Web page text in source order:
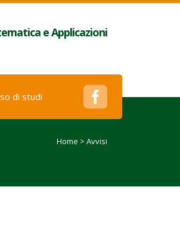
e Applicazioni
di studi
Home > Avvisi